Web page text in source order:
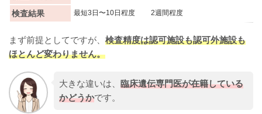
検査結果 最短3日〜10日程度 2週間程度
まず前提としてですが、 検査精度は認可施設も認可外施設も
ほとんど変わりません。
大きな違いは、 臨床遺伝専門医が在籍している
かどうかです。